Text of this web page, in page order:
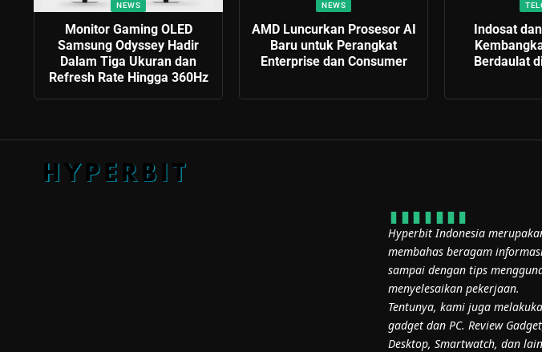
NEWS
Monitor Gaming OLED
Samsung Odyssey Hadir
Dalam Tiga Ukuran dan
Refresh Rate Hingga 360Hz
NEWS
AMD Luncurkan Prosesor AI
Baru untuk Perangkat
Enterprise dan Consumer
Indosat
Berdaulat
Hyperbit Indonesia
membahas beragam
sampai dengan tips
menyelesaikan pekerjaan.
Tentunya, kami juga
gadget dan PC. Review
Desktop, Smartwatch, dan